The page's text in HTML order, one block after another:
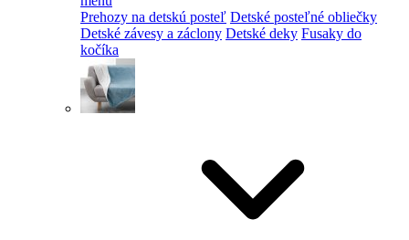
Prehozy na detskú posteľ Detské posteľné obliečky
Detské závesy a záclony Detské deky Fusaky do
kočíka